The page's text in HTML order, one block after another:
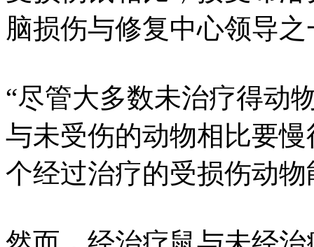
脑损伤与修复中心领导之
“尽管大多数未治疗得动
与未受伤的动物相比要
个经过治疗的受损伤动